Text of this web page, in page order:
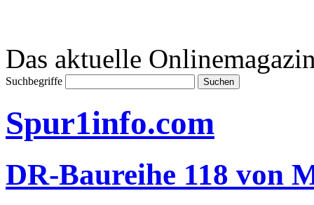
Das aktuelle
Suchbegriffe
Spur1info.com
DR-Baureihe 118 von